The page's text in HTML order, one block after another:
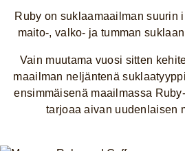
Ruby on suklaamaailman suurin
maito-, valko- ja tumman
Vain muutama vuosi sitten
maailman neljäntenä
ensimmäisenä maailmassa
tarjoaa aivan uudenlaisen